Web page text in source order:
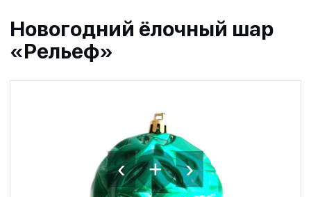
Новогодний ёлочный шар
«Рельеф»
‹ + ›